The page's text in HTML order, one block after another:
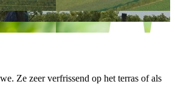
Ze zeer verfrissend op het terras of als